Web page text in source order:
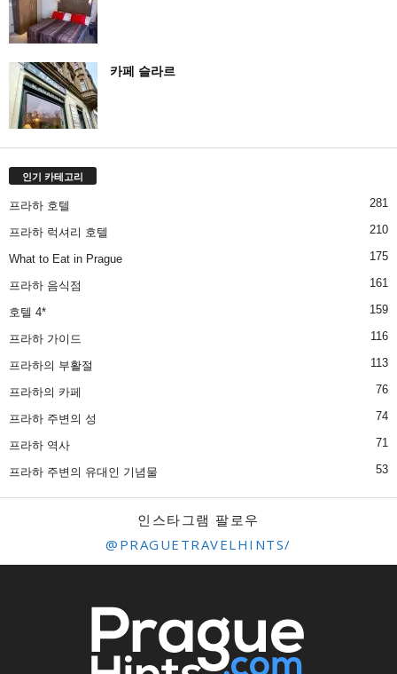
카페 슬라르
인기 카테고리
프라하 호텔 281
프라하 럭셔리 호텔 210
What to Eat in Prague 175
프라하 음식점 161
호텔 4* 159
프라하 가이드 116
프라하의 부활절 113
프라하의 카페 76
프라하 주변의 성 74
프라하 역사 71
프라하 주변의 유대인 기념물 53
인스타그램 팔로우
@PRAGUETRAVELHINTS/